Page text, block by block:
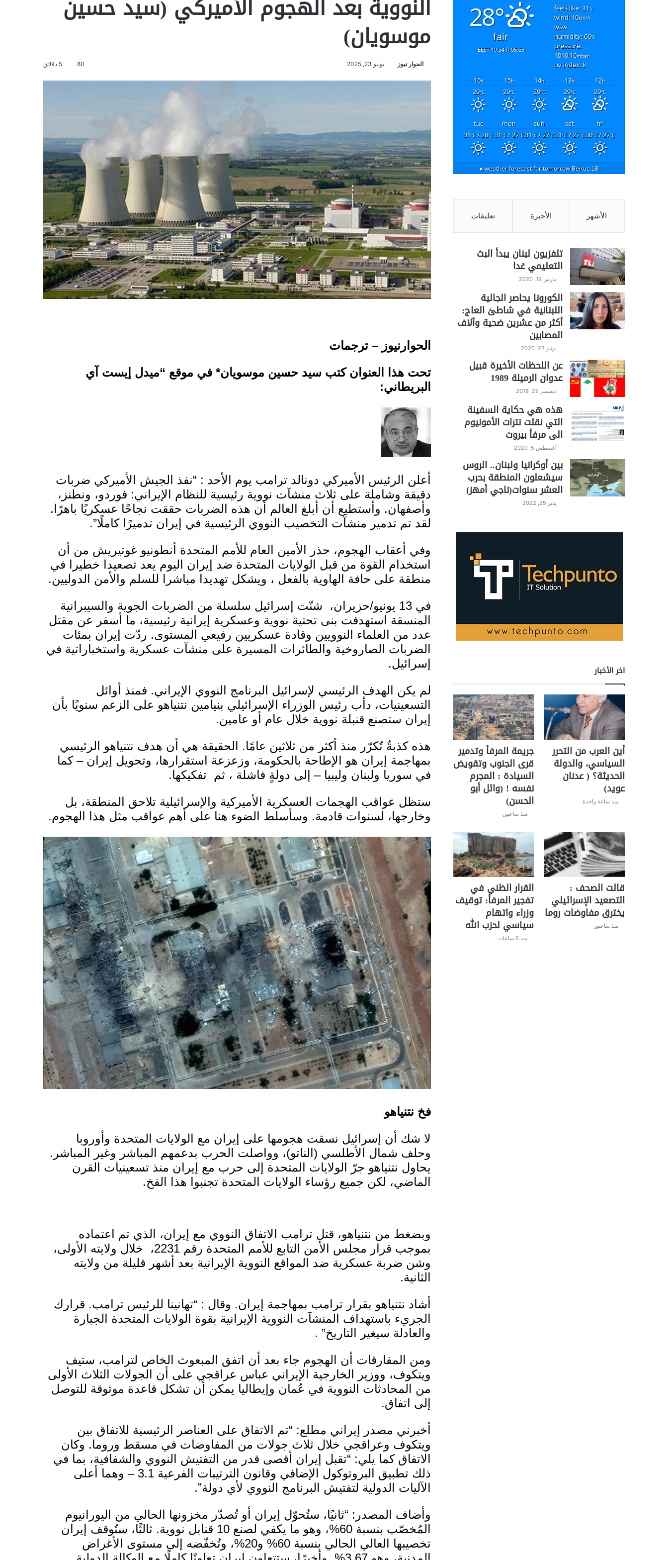
النووية بعد الهجوم الأميركي (سيد حسين
موسويان)
الحوار نيوز يونيو 23, 2025 80
الحوارنيوز – ترجمات
تحت هذا العنوان كتب سيد حسين موسويان* في موقع “ميدل إيست آي
البريطاني:
أعلن الرئيس الأميركي دونالد ترامب يوم الأحد : “نفذ الجيش الأميركي ضربات
دقيقة وشاملة على ثلاث منشآت نووية رئيسية للنظام الإيراني: فوردو، ونطنز،
وأصفهان. وأستطيع أن أبلغ العالم أن هذه الضربات حققت نجاحًا عسكريًا باهرًا.
لقد تم تدمير منشآت التخصيب النووي الرئيسية في إيران تدميرًا كاملًا”.
وفي أعقاب الهجوم، حذر الأمين العام للأمم المتحدة أنطونيو غوتيريش من أن
استخدام القوة من قبل الولايات المتحدة ضد إيران اليوم يعد تصعيدا خطيرا في
منطقة على حافة الهاوية بالفعل ، ويشكل تهديدا مباشرا للسلم والأمن الدوليين.
في 13 يونيو/حزيران،
شنّت إسرائيل سلسلة من الضربات الجوية والسيبرانية
المنسقة استهدفت بنى تحتية نووية وعسكرية إيرانية رئيسية، ما أسفر عن مقتل
عدد من العلماء النوويين وقادة عسكريين رفيعي المستوى. ردّت إيران بمئات
الضربات الصاروخية والطائرات المسيرة على منشآت عسكرية واستخباراتية في
إسرائيل.
لم يكن الهدف الرئيسي لإسرائيل البرنامج النووي الإيراني. فمنذ أوائل
التسعينيات، دأب رئيس الوزراء الإسرائيلي بنيامين نتنياهو على الزعم سنويًا بأن
إيران ستصنع قنبلة نووية خلال عام أو عامين.
هذه كذبةٌ تُكرّر منذ أكثر من ثلاثين عامًا. الحقيقة هي أن هدف نتنياهو الرئيسي
بمهاجمة إيران هو الإطاحة بالحكومة، وزعزعة استقرارها، وتحويل إيران – كما
في سوريا ولبنان وليبيا– إلى دولةٍ فاشلة ، ثم تفكيكها.
ستظل عواقب الهجمات العسكرية الأميركية والإسرائيلية تلاحق المنطقة، بل
وخارجها، لسنوات قادمة. وسأسلط الضوء هنا على أهم عواقب مثل هذا الهجوم.
فخ نتنياهو
لا شك أن إسرائيل نسقت هجومها على إيران مع الولايات المتحدة وأوروبا
وحلف شمال الأطلسي (الناتو)، وواصلت الحرب بدعمهم المباشر وغير المباشر.
يحاول نتنياهو جرّ
الولايات المتحدة إلى حرب مع إيران منذ تسعينيات القرن
الماضي، لكن جميع رؤساء الولايات المتحدة تجنبوا هذا الفخ.
وبضغط من نتنياهو، قتل ترامب الاتفاق النووي مع إيران، الذي تم اعتماده
بموجب قرار مجلس الأمن التابع للأمم المتحدة رقم 2231،
خلال ولايته الأولى،
وشن ضربة عسكرية ضد المواقع النووية الإيرانية بعد أشهر قليلة من ولايته
الثانية.
أشاد نتنياهو بقرار ترامب بمهاجمة إيران. وقال : “تهانينا للرئيس ترامب. قرارك
الجريء باستهداف المنشآت النووية الإيرانية بقوة الولايات المتحدة الجبارة
والعادلة سيغير التاريخ” .
ومن المفارقات أن الهجوم جاء بعد أن اتفق المبعوث الخاص لترامب، ستيف
ويتكوف، ووزير الخارجية الإيراني عباس عراقجي على أن الجولات الثلاث الأولى
من المحادثات النووية في عُمان وإيطاليا يمكن أن تشكل قاعدة موثوقة للتوصل
إلى اتفاق.
أخبرني مصدر إيراني مطلع: “تم الاتفاق على العناصر الرئيسية للاتفاق بين
ويتكوف وعراقجي خلال ثلاث جولات من المفاوضات في مسقط وروما. وكان
الاتفاق كما يلي: “تقبل إيران أقصى قدر من التفتيش النووي والشفافية، بما في
ذلك تطبيق البروتوكول الإضافي وقانون الترتيبات الفرعية 3.1 – وهما أعلى
الآليات الدولية لتفتيش البرنامج النووي لأي دولة”.
وأضاف المصدر: “ثانيًا، ستُحوّل إيران أو تُصدّر مخزونها الحالي من اليورانيوم
المُخصّب بنسبة 60%، وهو ما يكفي لصنع 10 قنابل نووية. ثالثًا، ستُوقف إيران
تخصيبها العالي الحالي بنسبة 60% و20%، وتُخفّضه إلى مستوى الأغراض
28°
fair
05:53
19:34 EEST
feels like: 31°c
wind: 10km/h
wsw
humidity: 66%
pressure:
1010.16mbar
uv index: 8
12h
13h
14h
15h
16h
29°C
29°C
29°C
29°C
29°C
fri
sat
sun
mon
tue
30°C/ 27°C
31°C/ 27°C
31°C/ 27°C
31°C/ 27°C
31°C/ 28°C
Beirut, LB
weather forecast for tomorrow ▸
الأشهر الأخيرة تعليقات
تلفزيون لبنان يبدأ البث
التعليمي غدا
مارس 19, 2020
الكورونا يحاصر الجالية
اللبنانية في شاطئ العاج:
أكثر من عشرين ضحية وآلاف
المصابين
يونيو 23, 2020
عن اللحظات الأخيرة قبيل
عدوان الرميلة 1989
ديسمبر 29, 2018
هذه هي حكاية السفينة
التي نقلت نترات الأمونيوم
الى مرفأ بيروت
أغسطس 5, 2020
بين أوكرانيا ولبنان.. الروس
سيشعلون المنطقة بحرب
العشر سنوات(ناجي أمهز)
يناير 25, 2022
اخر الأخبار
أين العرب من التحرر
السياسي، والدولة
الحديثة؟ ( عدنان
عويد)
منذ ساعة واحدة
جريمة المرفأ وتدمير
قرى الجنوب وتقويض
السيادة : المجرم
نفسه ! (وائل أبو
الحسن)
منذ ساعتين
قالت الصحف :
التصعيد الإسرائيلي
يخترق مفاوضات روما
منذ ساعتين
القرار الظني في
تفجير المرفأ: توقيف
وزراء واتهام
سياسي لحزب الله
منذ 6 ساعات